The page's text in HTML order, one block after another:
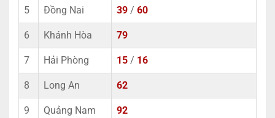
5 Đồng Nai 39 / 60
6 Khánh Hòa 79
7 Hải Phòng 15 / 16
8 Long An 62
9 Quảng Nam 92